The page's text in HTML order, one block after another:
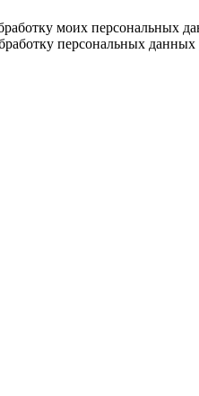
моих
персональных данных